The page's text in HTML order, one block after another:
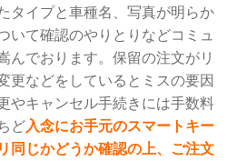
タイプと車種名、写真が明らか
いて確認のやりとりなどコミュ
んでおります。保留の注文がリ
更などをしているとミスの要因
やキャンセル手続きには手数料
ど入念にお手元のスマートキー
同じかどうか確認の上、ご注文